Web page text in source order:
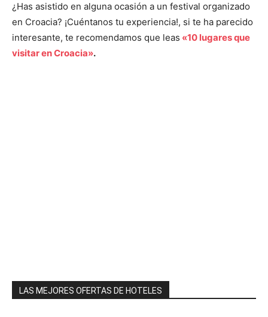
¿Has asistido en alguna ocasión a un festival organizado
en Croacia? ¡Cuéntanos tu experiencia!, si te ha parecido
interesante, te recomendamos que leas «10 lugares que
visitar en Croacia».
LAS MEJORES OFERTAS DE HOTELES